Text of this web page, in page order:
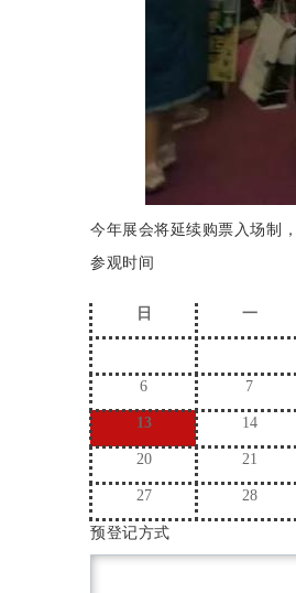
今年展会将延续购票入场制
参观时间
日 一
6 7
13 14
20 21
27 28
预登记方式